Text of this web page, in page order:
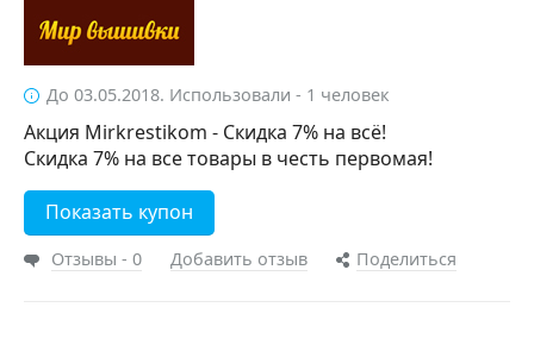
До 03.05.2018. Использовали - 1 человек
Акция Mirkrestikom - Скидка 7% на всё!
Скидка 7% на все товары в честь первомая!
Показать купон
Отзывы - 0 Добавить отзыв Поделиться